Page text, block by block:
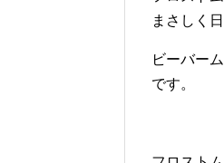
まさしく
ビーバー
です。